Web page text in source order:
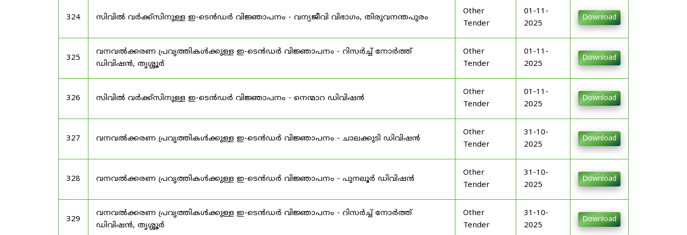
324 സിവിൽ വർക്ക്സിനുള്ള ഇ-ടെൻഡർ വിജ്ഞാപനം - വന്യജീവി വിഭാഗം, തിരുവനന്തപുരം
Other
Tender
01-11-
2025
Download
325
വനവൽക്കരണ പ്രവൃത്തികൾക്കുള്ള ഇ-ടെൻഡർ വിജ്ഞാപനം - റിസർച്ച് നോർത്ത്
ഡിവിഷൻ, തൃശ്ശൂർ
Other
Tender
01-11-
2025
Download
326 സിവിൽ വർക്ക്സിനുള്ള ഇ-ടെൻഡർ വിജ്ഞാപനം - നെന്മാറ ഡിവിഷൻ
Other
Tender
01-11-
2025
Download
327 വനവൽക്കരണ പ്രവൃത്തികൾക്കുള്ള ഇ-ടെൻഡർ വിജ്ഞാപനം - ചാലക്കുടി ഡിവിഷൻ
Other
Tender
31-10-
2025
Download
328 വനവൽക്കരണ പ്രവൃത്തികൾക്കുള്ള ഇ-ടെൻഡർ വിജ്ഞാപനം - പുനലൂർ ഡിവിഷൻ
Other
Tender
31-10-
2025
Download
329
വനവൽക്കരണ പ്രവൃത്തികൾക്കുള്ള ഇ-ടെൻഡർ വിജ്ഞാപനം - റിസർച്ച് നോർത്ത്
ഡിവിഷൻ, തൃശ്ശൂർ
Other
Tender
31-10-
2025
Download